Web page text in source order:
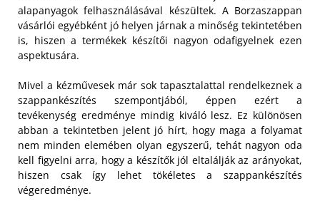
alapanyagok felhasználásával készültek. A Borzaszappan
vásárlói egyébként jó helyen járnak a minőség tekintetében
is, hiszen a termékek készítői nagyon odafigyelnek ezen
aspektusára.
Mivel a kézművesek már sok tapasztalattal rendelkeznek a
szappankészítés szempontjából, éppen ezért a
tevékenység eredménye mindig kiváló lesz. Ez különösen
abban a tekintetben jelent jó hírt, hogy maga a folyamat
nem minden elemében olyan egyszerű, tehát nagyon oda
kell figyelni arra, hogy a készítők jól eltalálják az arányokat,
hiszen csak így lehet tökéletes a szappankészítés
végeredménye.